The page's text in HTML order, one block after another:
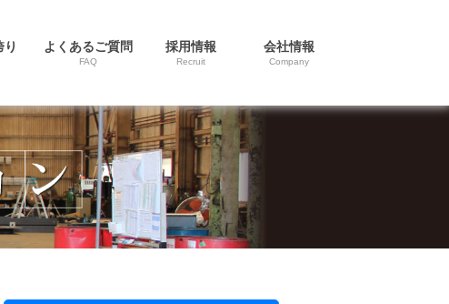
り よくあるご質問
FAQ
採用情報
Recruit
会社情報
Company